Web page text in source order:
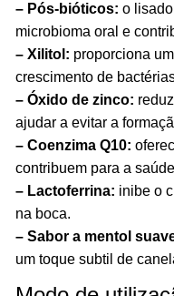
– Pós-bióticos: o
microbioma oral e
– Xilitol: proporciona
crescimento de
– Óxido de zinco:
ajudar a evitar a
– Coenzima Q10:
contribuem para a
– Lactoferrina: inibe o
na boca.
– Sabor a mentol
um toque subtil de